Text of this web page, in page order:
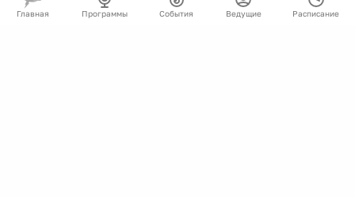
Главная Программы События Ведущие Расписание